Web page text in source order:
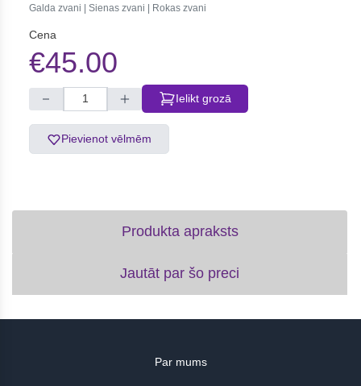
Galda zvani | Sienas zvani | Rokas zvani
Cena
€45.00
Ielikt grozā
Pievienot vēlmēm
Produkta apraksts
Jautāt par šo preci
Par mums